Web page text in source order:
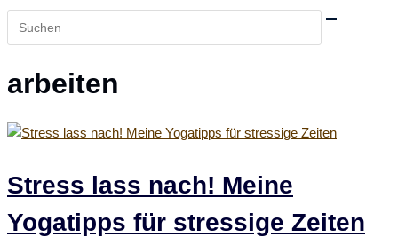
Website
durchsuchen
arbeiten
Stress lass nach! Meine
Yogatipps für stressige Zeiten